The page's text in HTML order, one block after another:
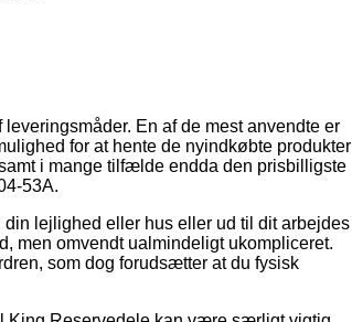
En af de mest anvendte er
for at hente de nyindkøbte produkter
i mange tilfælde endda den prisbilligste
53A.
lejlighed eller hus eller ud til dit arbejdes
men omvendt ualmindeligt ukompliceret.
som dog forudsætter at du fysisk